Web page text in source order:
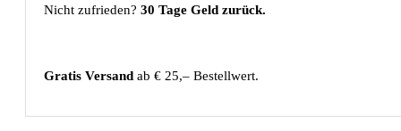
Nicht zufrieden? 30 Tage Geld zurück.
Gratis Versand ab € 25,– Bestellwert.